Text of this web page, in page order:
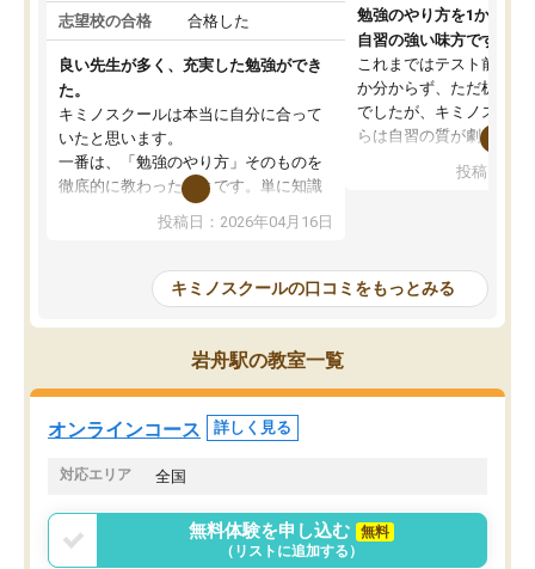
志望校の合格 合格した
良い先生が多く、充実した勉強ができ
た。
キミノスクールは本当に自分に合って
いたと思います。
一番は、「勉強のやり方」そのものを
徹底的に教わったことです。単に知識
を詰め込むのではなく、自学自習の習
慣が身につくよう並走してくれるの
はなくなりました。
講師の方との距離も近く、親身なコー
チングのおかげで、停滞期もモチベー
ションを維持できました。「やらされ
る勉強」から「目標のための勉強」へ
意識が変わったことが、目標校への合
投稿日：2026年04月16日
勉強のやり方を1から教
自習の強い味方です。
これまではテスト前に何
か分からず、ただ机に座
でしたが、キミノスクー
らは自習の質が劇的に変
を明確にしてくれるの
の仕方をコーチングして
ルなので、家での学習習
身につきました。結果と
た。自分から学ぶ姿勢を
投稿日：
キミノスクールの口コミをもっとみる
岩舟駅の教室一覧
オンラインコース 詳しく見る
対応エリア 全国
無料体験を申し込む
無料
（リストに追加する）